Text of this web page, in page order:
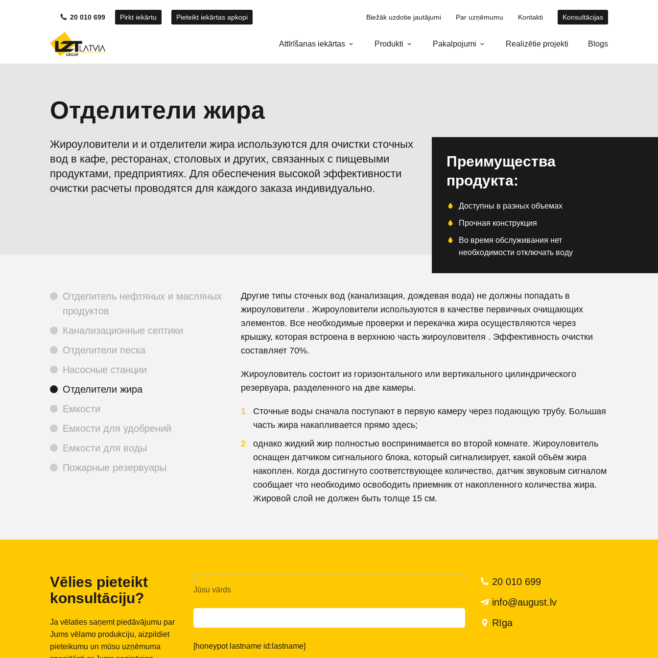
20 010 699 Pirkt iekārtu Pieteikt iekārtas apkopi Biežāk uzdotie jautājumi Par uzņēmumu Kontakti Konsultācijas
Attīrīšanas iekārtas Produkti Pakalpojumi Realizētie projekti Blogs
Отделители жира
Жироуловители и и отделители жира используются для очистки сточных
вод в кафе, ресторанах, столовых и других, связанных с пищевыми
продуктами, предприятиях. Для обеспечения высокой эффективности
очистки расчеты проводятся для каждого заказа индивидуально.
Отделитель нефтяных и масляных
продуктов
Канализационные септики
Отделители песка
Насосные станции
Отделители жира
Емкости
Емкости для удобрений
Емкости для воды
Пожарные резервуары
Преимущества
продукта:
Доступны в разных объемах
Прочная конструкция
Во время обслуживания нет
необходимости отключать воду
Другие типы сточных вод (канализация, дождевая вода) не должны попадать в
жироуловители . Жироуловители используются в качестве первичных очищающих
элементов. Все необходимые проверки и перекачка жира осуществляются через
крышку, которая встроена в верхнюю часть жироуловителя . Эффективность очистки
составляет 70%.
Жироуловитель состоит из горизонтального или вертикального цилиндрического
резервуара, разделенного на две камеры.
Сточные воды сначала поступают в первую камеру через подающую трубу. Большая
часть жира накапливается прямо здесь;
однако жидкий жир полностью воспринимается во второй комнате. Жироуловитель
оснащен датчиком сигнального блока, который сигнализирует, какой объём жира
накоплен. Когда достигнуто соответствующее количество, датчик звуковым сигналом
сообщает что необходимо освободить приемник от накопленного количества жира.
Жировой слой не должен быть толще 15 см.
Vēlies pieteikt
konsultāciju?
Ja vēlaties saņemt piedāvājumu par
Jums vēlamo produkciju, aizpildiet
pieteikumu un mūsu uzņēmuma
Jūsu vārds
[honeypot lastname id:lastname]
20 010 699
info@august.lv
Rīga